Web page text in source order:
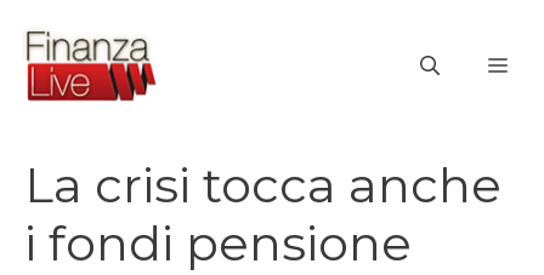
contenuto
La crisi tocca anche
i fondi pensione